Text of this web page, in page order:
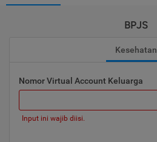
BPJS
Kesehatan
Nomor Virtual Account Keluarga
Input ini wajib diisi.